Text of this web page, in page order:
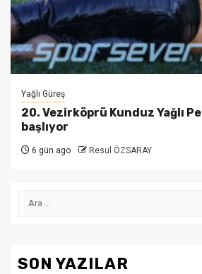
Yağlı Güreş
20. Vezirköprü Kunduz Yağlı
başlıyor
6 gün ago Resul ÖZSARAY
Arama:
SON YAZILAR